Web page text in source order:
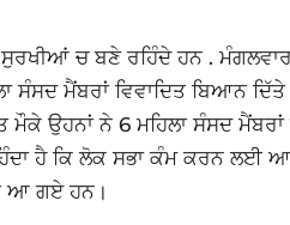
ਚ ਬਣੇ ਰਹਿੰਦੇ ਹਨ .
ਮੈਂਬਰਾਂ ਵਿਵਾਦਿਤ ਬਿਆਨ ਦਿੱਤੇ
ਉਹਨਾਂ ਨੇ 6 ਮਹਿਲਾ ਸੰਸਦ ਮੈਂਬਰਾਂ
ਹੈ ਕਿ ਲੋਕ ਸਭਾ ਕੰਮ ਕਰਨ ਲਈ
ਆ ਗਏ ਹਨ।